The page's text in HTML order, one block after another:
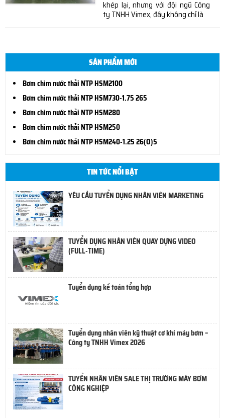
khép lại, nhưng với đội ngũ Công
ty TNHH Vimex, đây không chỉ là
SẢN PHẨM MỚI
Bơm chìm nước thải NTP HSM2100
Bơm chìm nước thải NTP HSM730-1.75 265
Bơm chìm nước thải NTP HSM280
Bơm chìm nước thải NTP HSM250
Bơm chìm nước thải NTP HSM240-1.25 26(O)5
TIN TỨC NỔI BẬT
YÊU CẦU TUYỂN DỤNG NHÂN VIÊN MARKETING
TUYỂN DỤNG NHÂN VIÊN QUAY DỰNG VIDEO
(FULL-TIME)
Tuyển dụng kế toán tổng hợp
Tuyển dụng nhân viên kỹ thuật cơ khí máy bơm –
Công ty TNHH Vimex 2026
TUYỂN NHÂN VIÊN SALE THỊ TRƯỜNG MÁY BƠM
CÔNG NGHIỆP